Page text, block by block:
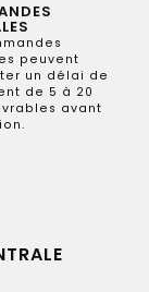
peuvent
un délai de
de 5 à 20
avant